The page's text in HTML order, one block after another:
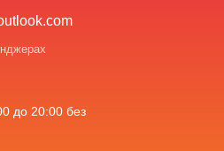
до 20:00 без